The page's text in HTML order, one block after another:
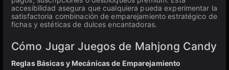
accesibilidad asegura que cualquiera pueda experimentar la
satisfactoria combinación de emparejamiento estratégico de
fichas y estéticas de dulces encantadoras.
Cómo Jugar Juegos de Mahjong Candy
Reglas Básicas y Mecánicas de Emparejamiento